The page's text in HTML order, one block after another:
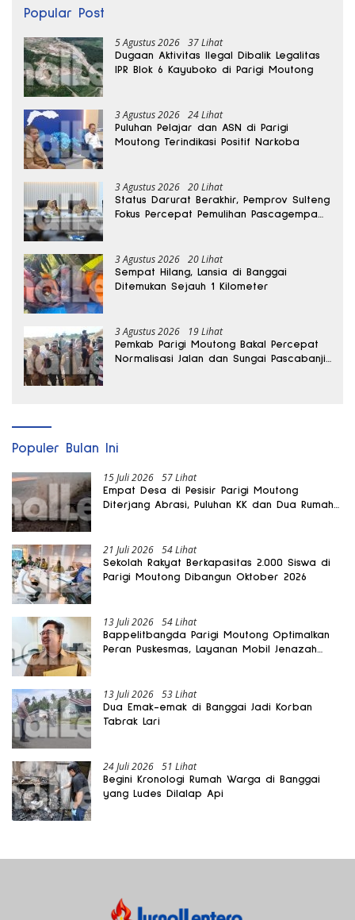
Popular Post
5 Agustus 2026 37 Lihat
Dugaan Aktivitas Ilegal Dibalik Legalitas
IPR Blok 6 Kayuboko di Parigi Moutong
3 Agustus 2026 24 Lihat
Puluhan Pelajar dan ASN di Parigi
Moutong Terindikasi Positif Narkoba
3 Agustus 2026 20 Lihat
Status Darurat Berakhir, Pemprov Sulteng
Fokus Percepat Pemulihan Pascagempa
3 Agustus 2026 20 Lihat
Sempat Hilang, Lansia di Banggai
Ditemukan Sejauh 1 Kilometer
3 Agustus 2026 19 Lihat
Pemkab Parigi Moutong Bakal Percepat
Normalisasi Jalan dan Sungai Pascabanjir
Populer Bulan Ini
15 Juli 2026 57 Lihat
Empat Desa di Pesisir Parigi Moutong
Diterjang Abrasi, Puluhan KK dan Dua Rumah
21 Juli 2026 54 Lihat
Sekolah Rakyat Berkapasitas 2.000 Siswa di
Parigi Moutong Dibangun Oktober 2026
13 Juli 2026 54 Lihat
Bappelitbangda Parigi Moutong Optimalkan
Peran Puskesmas, Layanan Mobil Jenazah
13 Juli 2026 53 Lihat
Dua Emak-emak di Banggai Jadi Korban
Tabrak Lari
24 Juli 2026 51 Lihat
Begini Kronologi Rumah Warga di Banggai
yang Ludes Dilalap Api